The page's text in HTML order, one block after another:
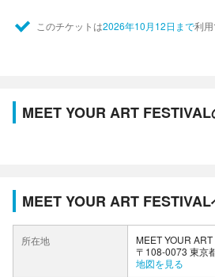
このチケットは2026年10月12日まで利
MEET YOUR ART FESTIVAL
MEET YOUR ART
所在地
MEET YOUR ART
〒108-0073 東京
地図を見る